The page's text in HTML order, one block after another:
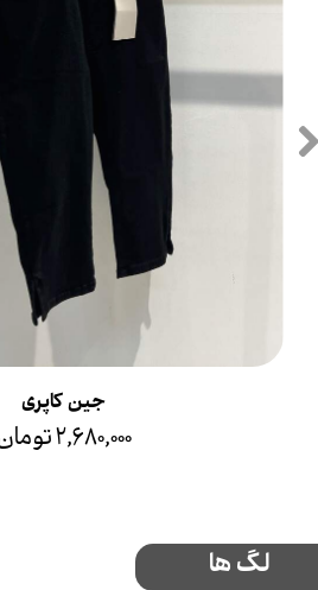
جین کاپری
۲,۶۸۰,۰۰۰ تومان
لگ ها